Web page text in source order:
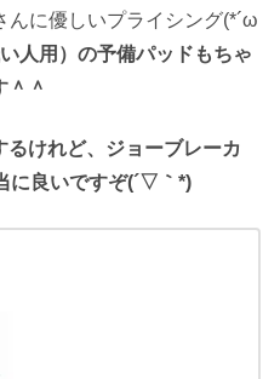
に優しいプライシング(*´ω
人用）の予備パッドもちゃ
＾＾
けれど、ジョーブレーカ
に良いですぞ(´▽｀*)